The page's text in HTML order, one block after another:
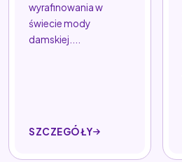
wyrafinowania w
świecie mody
damskiej....
SZCZEGÓŁY